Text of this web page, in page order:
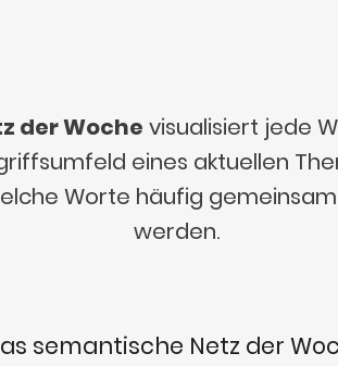
der Woche visualisiert jede
eines aktuellen
Worte häufig
werden.
semantische Netz der